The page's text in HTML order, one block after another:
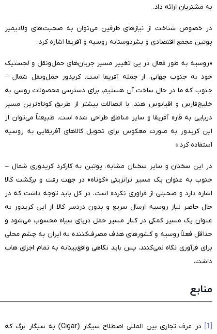
به مشتریان ارائه داد.
در خصوص شناخت از نیازهای طرفین می‌توان به صحبت‌های ولادیمیر
پوتین مجمع اقتصادی و بشردوستانه روسیه و آفریقا اشاره کرد:
«روسیه به طور فعال در پی تغییر مسیر جریان‌های حمل‌ونقل و لجستیک
خود به جنوب جهانی، از جمله آفریقا است. کریدور حمل‌ونقل شمال –
جنوب که ما در حال ساخت آن هستیم، برای دسترسی محصولات روسی به
خلیج‌فارس و اقیانوس هند، با اتصالات بیشتر از طریق کوتاه‌ترین مسیر
دریایی به قاره آفریقا و سایر مناطق طراحی شده است. طبیعتاً می‌توان از
این کریدور به صورت معکوس برای تحویل کالاهای آفریقایی به روسیه
استفاده کرد.»
در این سخنان و سایر سخنان مشابه، پوتین به کارکرد کریدوری شمال –
جنوب به عنوان یک مسیر ترانزیتی «کوتاه» در جهت رفت و برگشت کالا
اشاره دارد و صحبتی از فراوری نکرده است. در کل باید توجه داشت که در
حال حاضر نیاز روسیه ارسال سریع و بدون دردسر کالا از این کریدور به
عنوان یک مسیر کمکی در کنار مسیر حمل دریای سیاه محسوب می‌شود و
حداقل فعلاً روسیه و کشورهای هدف مصرف‌کننده به ایران به چشم محلی
برای فرآوری نگاه نمی‌کنند، پس باید نگاهی واقع‌بینانه به تمام اجزای هاب
داشت.
منابع
[1] در عرف تجاری بین المللی اصطلاح سیگار (Cigar) به سیگار برگ که